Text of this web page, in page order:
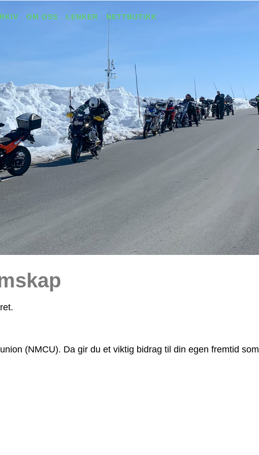
OM OSS LENKER NETTBUTIKK
(NMCU). Da gir du et viktig bidrag til din egen fremtid som